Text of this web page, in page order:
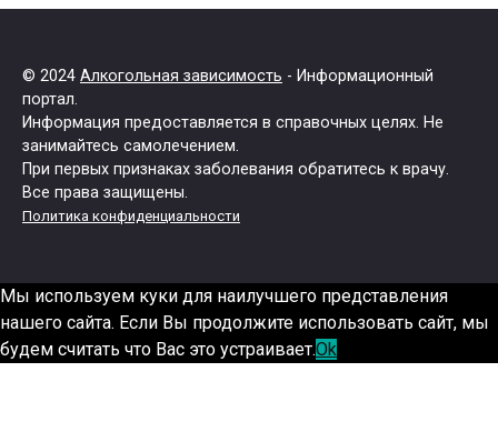
© 2024 Алкогольная зависимость - Информационный
портал.
Информация предоставляется в справочных целях. Не
занимайтесь самолечением.
При первых признаках заболевания обратитесь к врачу.
Все права защищены.
Политика конфиденциальности
Мы используем куки для наилучшего представления
нашего сайта. Если Вы продолжите использовать сайт, мы
будем считать что Вас это устраивает.Ok